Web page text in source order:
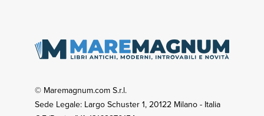
© Maremagnum.com S.r.l.
Sede Legale: Largo Schuster 1, 20122 Milano - Italia